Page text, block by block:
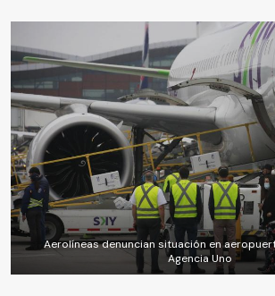
Aerolíneas denuncian situación en
Agencia Uno